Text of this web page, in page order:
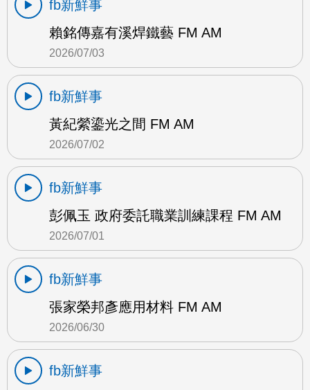
fb新鮮事
賴銘傳嘉有溪焊鐵藝 FM AM
2026/07/03
fb新鮮事
黃紀縈鎏光之間 FM AM
2026/07/02
fb新鮮事
彭佩玉 政府委託職業訓練課程 FM AM
2026/07/01
fb新鮮事
張家榮邦彥應用材料 FM AM
2026/06/30
fb新鮮事